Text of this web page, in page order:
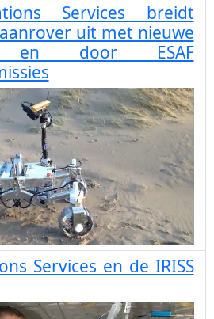
Services breidt
uit met nieuwe
en door ESAF
Services en de IRISS